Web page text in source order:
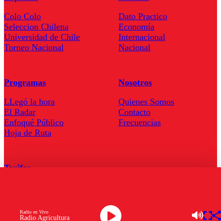
Radio Agricultura
Radio en Vivo
Colo Colo
Seleccion Chilena
Universidad de Chile
Torneo Nacional
Dato Practico
Economía
Internacional
Nacional
Programas
LLegó la hora
El Radar
Enfoqué Público
Hoja de Ruta
Nosotros
Quienes Somos
Contacto
Frecuencias
Tarifas